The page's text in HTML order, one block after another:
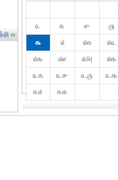
››
௨
௩ ௪ ௫
௯
௰ ௰௧ ௰௨
௰௬
௰௭ ௰௮ ௰௯
௨௩
௨௪ ௨௫ ௨௬
௩௰
௩௧